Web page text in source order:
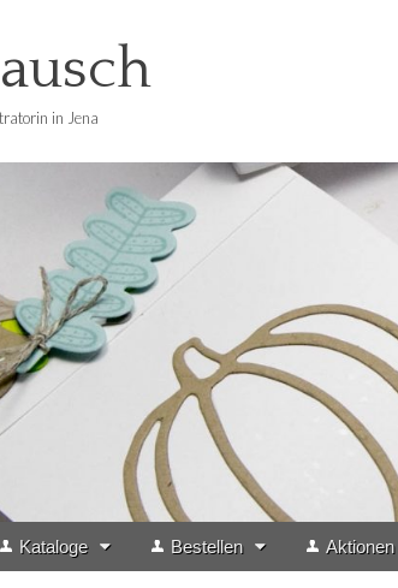
in Jena
Kataloge Bestellen Aktionen